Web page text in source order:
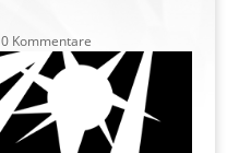
0 Kommentare